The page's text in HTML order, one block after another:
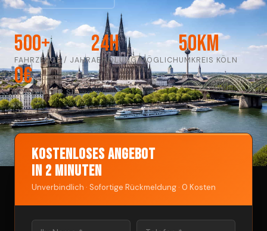
500+
FAHRZEUGE / JAHR
24h
ABHOLUNG MÖGLICH
50km
UMKREIS KÖLN
0€
KOSTEN FÜR SIE
Kostenloses Angebot
in 2 Minuten
Unverbindlich · Sofortige Rückmeldung · 0 Kosten